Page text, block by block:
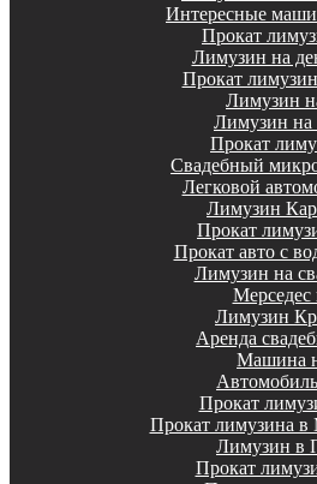
Интересные
Прокат
Лимузин на
Прокат
Лимузин
Лимузин
Прокат
Свадебный
Легковой
Лимузин
Прокат
Прокат авто с
Лимузин на
Мерседес
Лимузин
Аренда
Машина
Прокат
Прокат лимузина в
Лимузин в
Прокат